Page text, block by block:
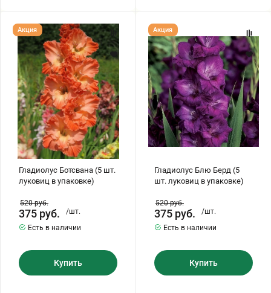
Гладиолус
Ботсвана
шт.
луковиц
упаковке)
Гладиолус Ботсвана (5 шт.
луковиц в упаковке)
Акция
520руб.
375 руб.
/шт.
Есть в наличии
Купить
Гладиолус
Блю
Берд
(5
шт.
луковиц
в
упаковке)
Гладиолус Блю Берд (5
шт. луковиц в упаковке)
Акция
520руб.
375 руб.
/шт.
Есть в наличии
Купить